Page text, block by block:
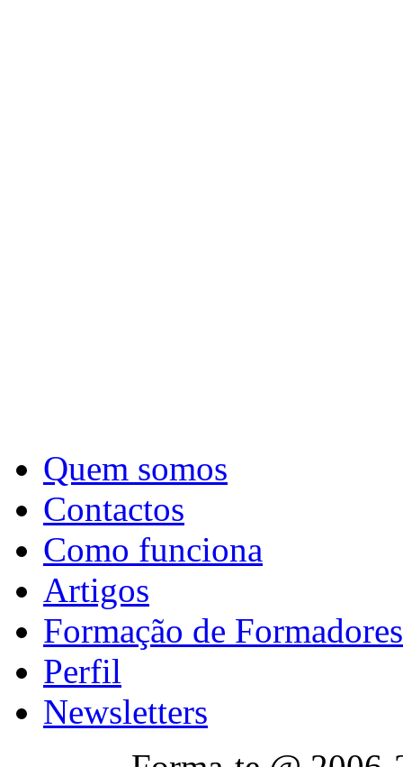
Quem somos
Contactos
Como funciona
Artigos
Formação de Formadores
Perfil
Newsletters